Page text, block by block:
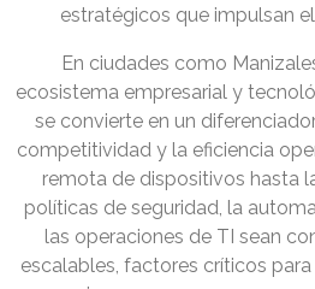
estratégicos que impulsan
En ciudades como
ecosistema empresarial y
se convierte en un
competitividad y la eficiencia
remota de dispositivos hasta
políticas de seguridad, la
las operaciones de TI sean
escalables, factores críticos